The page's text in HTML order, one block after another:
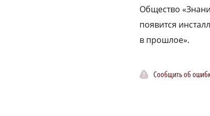
Общество
появится
в прошлое».
Сообщить об